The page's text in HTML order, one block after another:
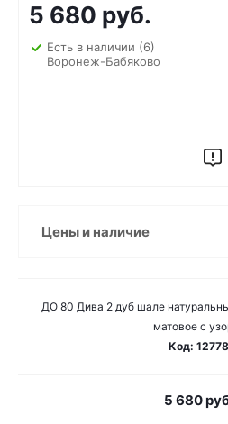
5 680 руб.
Есть в наличии (6)
Воронеж-Бабяково
Цены и наличие
ДО 80 Дива 2 дуб шале
матовое с
Код:
5 680